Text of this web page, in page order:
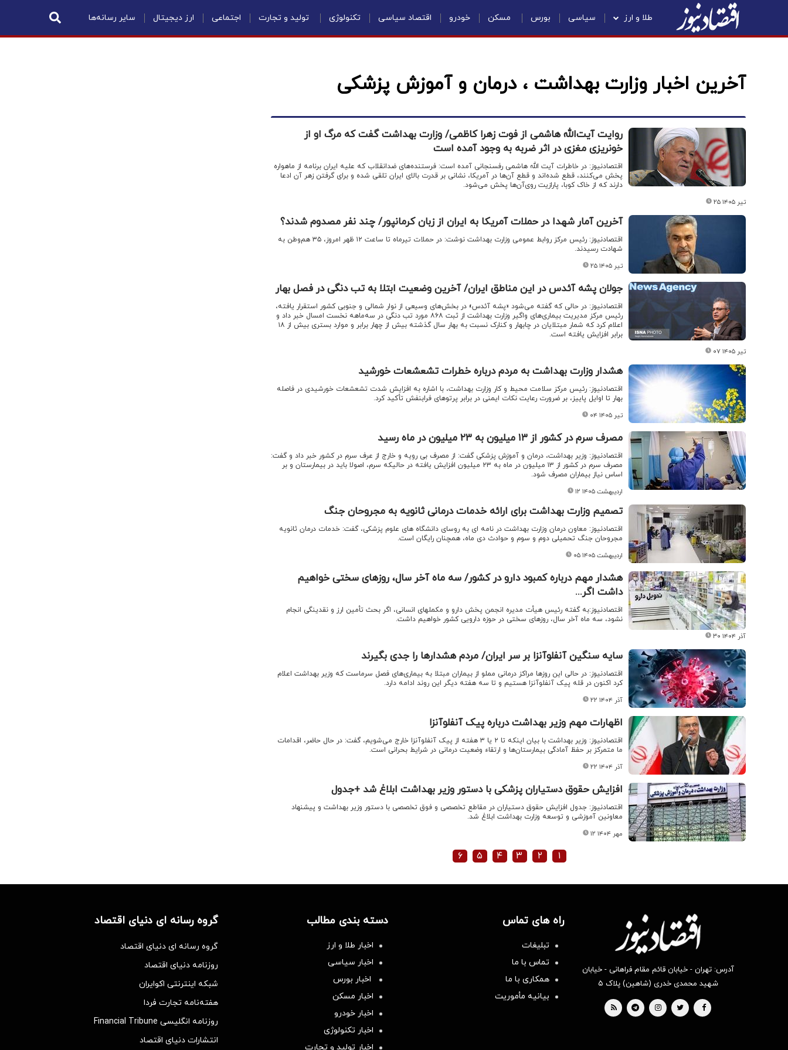
طلا و ارز سیاسی بورس مسکن خودرو اقتصاد سیاسی تکنولوژی تولید و تجارت اجتماعی ارز دیجیتال سایر رسانه‌ها
آخرین اخبار وزارت بهداشت ، درمان و آموزش پزشکی
روایت آیت‌الله هاشمی از فوت زهرا کاظمی/ وزارت بهداشت ‌گفت که مرگ او از
خونریزی مغزی در اثر ضربه به وجود آمده است
اقتصادنیوز: در خاطرات آیت الله هاشمی رفسنجانی آمده است: فرستنده‌های ضدانقلاب‌ که علیه ایران برنامه از ماهواره
پخش می‌کنند، قطع شده‌اند و قطع آن‌ها در آمریکا، نشانی بر قدرت بالای ایران تلقی‌ شده و برای‌ گرفتن زهر آن ادعا
دارند که از خاک کوبا، پارازیت روی‌آن‌ها پخش می‌شود.
۲۵ تیر ۱۴۰۵
آخرین آمار شهدا در حملات آمریکا به ایران از زبان کرمانپور/ چند نفر مصدوم شدند؟
اقتصادنیوز: رئیس مرکز روابط عمومی وزارت بهداشت نوشت: در ‎حملات تیرماه تا ساعت ۱۲ ظهر امروز، ۳۵ هم‌وطن به
شهادت رسیدند.
۲۵ تیر ۱۴۰۵
جولان پشه آئدس در این مناطق ایران/ آخرین وضعیت ابتلا به تب دنگی در فصل بهار
اقتصادنیوز: در حالی که گفته می‌شود «پشه آئدس» در بخش‌های وسیعی از نوار شمالی و جنوبی کشور استقرار یافته،
رئیس مرکز مدیریت بیماری‌های واگیر وزارت بهداشت از ثبت ۸۶۸ مورد تب دنگی در سه‌ماهه نخست امسال خبر داد و
اعلام کرد که شمار مبتلایان در چابهار و کنارک نسبت به بهار سال گذشته بیش از چهار برابر و موارد بستری بیش از ۱۸
برابر افزایش یافته است.
۰۷ تیر ۱۴۰۵
هشدار وزارت بهداشت به مردم درباره خطرات تشعشعات خورشید
اقتصادنیوز: رئیس مرکز سلامت محیط و کار وزارت بهداشت، با اشاره به افزایش شدت تشعشعات خورشیدی در فاصله
بهار تا اوایل پاییز، بر ضرورت رعایت نکات ایمنی در برابر پرتوهای فرابنفش تأکید کرد.
۰۴ تیر ۱۴۰۵
مصرف سرم در کشور از ۱۳ میلیون به ۲۳ میلیون در ماه رسید
اقتصادنیوز: وزیر بهداشت، درمان و آموزش پزشکی گفت: از مصرف بی رویه و خارج از عرف سرم در کشور خبر داد و گفت:
مصرف سرم در کشور از ۱۳ میلیون در ماه به ۲۳ میلیون افزایش یافته در حالیکه سرم، اصولا باید در بیمارستان و بر
اساس نیاز بیماران مصرف شود.
۱۲ اردیبهشت ۱۴۰۵
تصمیم وزارت بهداشت برای ارائه خدمات درمانی ثانویه به مجروحان جنگ
اقتصادنیوز: معاون درمان وزارت بهداشت در نامه ای به روسای دانشگاه های علوم پزشکی، گفت: خدمات درمان ثانویه
مجروحان جنگ تحمیلی دوم و سوم و حوادث دی ماه، همچنان رایگان است.
۰۵ اردیبهشت ۱۴۰۵
هشدار مهم درباره کمبود دارو در کشور/ سه ماه آخر سال، روزهای سختی خواهیم
داشت اگر...
اقتصادنیوز:به گفته رئیس هیأت مدیره انجمن پخش دارو و مکمل‎های انسانی، اگر بحث تأمین ارز و نقدینگی انجام
نشود، سه ماه آخر سال، روزهای سختی در حوزه دارویی کشور خواهیم داشت.
۳۰ آذر ۱۴۰۴
سایه سنگین آنفلوآنزا بر سر ایران/ مردم هشدارها را جدی بگیرند
اقتصادنیوز: در حالی این روزها مراکز درمانی مملو از بیماران مبتلا به بیماری‌های فصل سرماست که وزیر بهداشت اعلام
کرد اکنون در قله پیک آنفلوآنزا هستیم و تا سه هفته دیگر این روند ادامه دارد.
۲۲ آذر ۱۴۰۴
اظهارات مهم وزیر بهداشت درباره پیک آنفلوآنزا
اقتصادنیوز: وزیر بهداشت با بیان اینکه تا ۲ یا ۳ هفته از پیک آنفلوآنزا خارج می‌شویم، گفت: در حال حاضر، اقدامات
ما متمرکز بر حفظ آمادگی بیمارستان‌ها و ارتقاء وضعیت درمانی در شرایط بحرانی است.
۲۲ آذر ۱۴۰۴
افزایش حقوق دستیاران پزشکی با دستور وزیر بهداشت ابلاغ شد +جدول
اقتصادنیوز: جدول افزایش حقوق دستیاران در مقاطع تخصصی و فوق تخصصی با دستور وزیر بهداشت و پیشنهاد
معاونین آموزشی و توسعه وزارت بهداشت ابلاغ شد.
۱۲ مهر ۱۴۰۴
۱ ۲ ۳ ۴ ۵ ۶
آدرس: تهران - خیابان قائم مقام فراهانی - خیابان
شهید محمدی خدری (شاهین) پلاک ۵
راه های تماس
تبلیغات
تماس با ما
همکاری با ما
بیانیه مأموریت
دسته بندی مطالب
اخبار طلا و ارز
اخبار سیاسی
اخبار بورس
اخبار مسکن
اخبار خودرو
اخبار تکنولوژی
اخبار تولید و تجارت
گروه رسانه ای دنیای اقتصاد
گروه رسانه ای دنیای اقتصاد
روزنامه دنیای اقتصاد
شبکه اینترنتی اکوایران
هفته‌نامه تجارت فردا
روزنامه انگلیسی Financial Tribune
انتشارات دنیای اقتصاد